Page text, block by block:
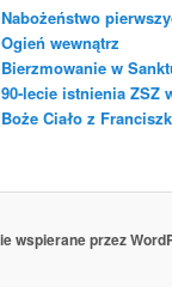
Nabożeństwo
Ogień wewnątrz
Bierzmowanie w
90-lecie istnienia ZSZ
Boże Ciało z
wspierane przez